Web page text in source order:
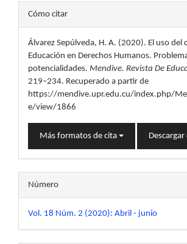
Detalles
del
artículo
Cómo citar
Álvarez Sepúlveda, H. A. (2020). El uso del
Educación en Derechos Humanos.
potencialidades. Mendive. Revista De
219–234. Recuperado a partir de
https://mendive.upr.edu.cu/index.php/
e/view/1866
Más formatos de cita Descargar
Número
Vol. 18 Núm. 2 (2020): Abril - junio